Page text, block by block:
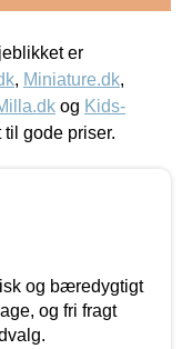
er
, Miniature.dk,
og Kids-
til gode priser.
og bæredygtigt
og fri fragt